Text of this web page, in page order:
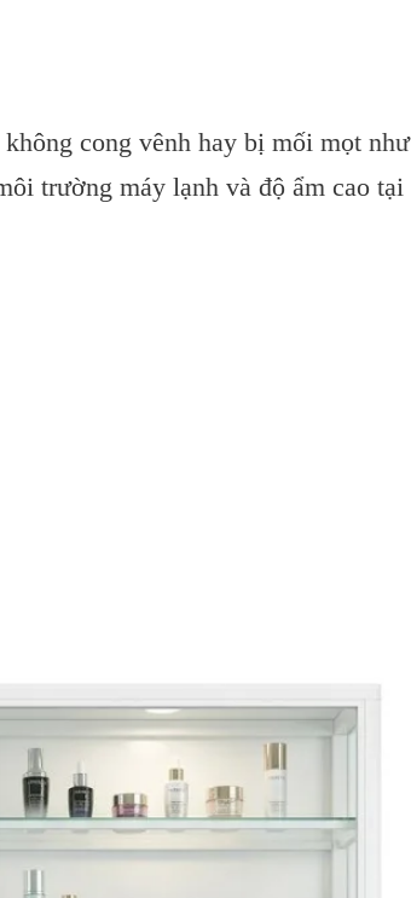
cong vênh hay bị mối mọt như
trường máy lạnh và độ ẩm cao tại